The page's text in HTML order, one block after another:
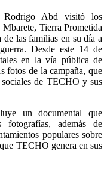
Rodrigo Abd visitó los
Tierra Prometida
las familias en su día a
Desde este 14 de
en la vía pública de
fotos de la campaña, que
de TECHO y sus
un documental que
además de
populares sobre
TECHO genera en sus